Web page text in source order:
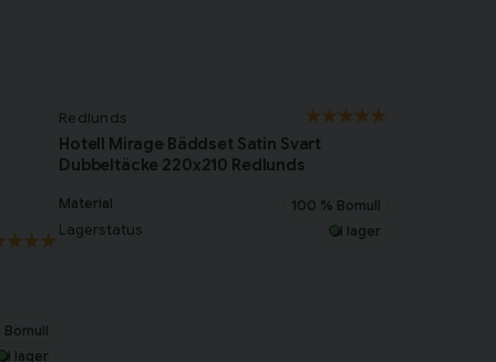
Bomull
I lager
Redlunds
Hotell Mirage Bäddset Satin Svart
Dubbeltäcke 220x210 Redlunds
Material 100 % Bomull
Lagerstatus I lager